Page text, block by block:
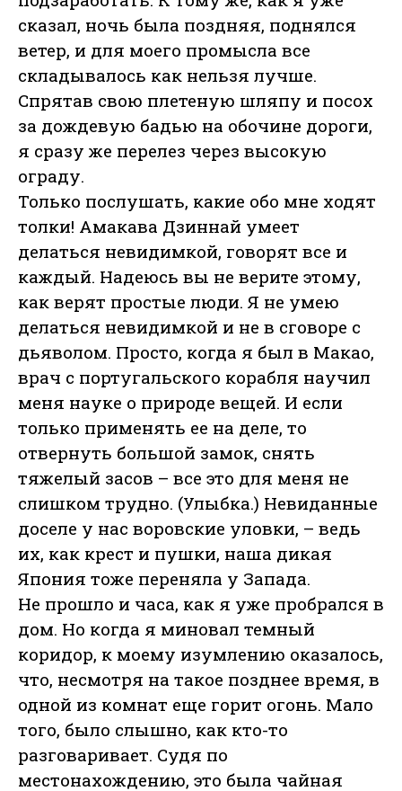
сказал, ночь была поздняя, поднялся
ветер, и для моего промысла все
складывалось как нельзя лучше.
Спрятав свою плетеную шляпу и посох
за дождевую бадью на обочине дороги,
я сразу же перелез через высокую
ограду.
Только послушать, какие обо мне ходят
толки! Амакава Дзиннай умеет
делаться невидимкой, говорят все и
каждый. Надеюсь вы не верите этому,
как верят простые люди. Я не умею
делаться невидимкой и не в сговоре с
дьяволом. Просто, когда я был в Макао,
врач с португальского корабля научил
меня науке о природе вещей. И если
только применять ее на деле, то
отвернуть большой замок, снять
тяжелый засов – все это для меня не
слишком трудно. (Улыбка.) Невиданные
доселе у нас воровские уловки, – ведь
их, как крест и пушки, наша дикая
Япония тоже переняла у Запада.
Не прошло и часа, как я уже пробрался в
дом. Но когда я миновал темный
коридор, к моему изумлению оказалось,
что, несмотря на такое позднее время, в
одной из комнат еще горит огонь. Мало
того, было слышно, как кто-то
разговаривает. Судя по
местонахождению, это была чайная